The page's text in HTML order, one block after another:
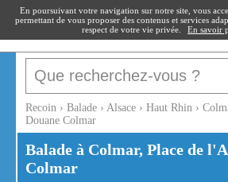
recoin.fr
Recoin › Balade › Alsace › Haut Rhin ›
Douane Colmar
Balade à Colmar, Place de
Colmar
En poursuivant votre navigation sur notre site, vous
permettant de vous proposer des contenus et services
respect de votre vie privée.
En savoir